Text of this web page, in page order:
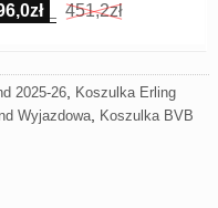
451,2zł
2025-26, Koszulka Erling
Wyjazdowa, Koszulka BVB